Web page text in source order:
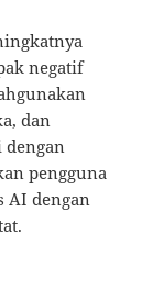
negatif
dan
pengguna
AI dengan